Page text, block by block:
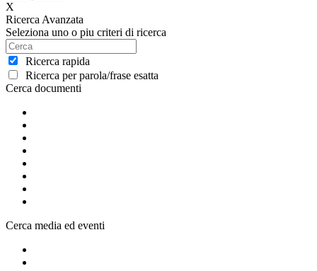
X
Ricerca Avanzata
Seleziona uno o piu criteri di ricerca
Ricerca rapida
Ricerca per parola/frase esatta
Cerca documenti
Cerca media ed eventi